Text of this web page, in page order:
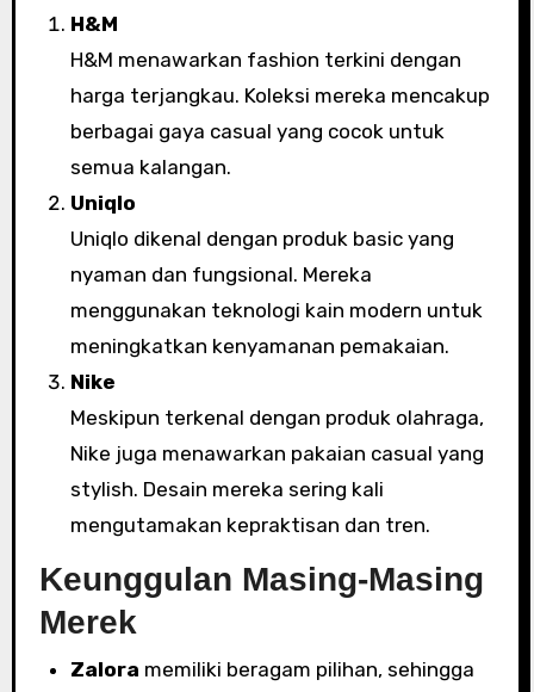
H&M
H&M menawarkan fashion terkini dengan
harga terjangkau. Koleksi mereka mencakup
berbagai gaya casual yang cocok untuk
semua kalangan.
Uniqlo
Uniqlo dikenal dengan produk basic yang
nyaman dan fungsional. Mereka
menggunakan teknologi kain modern untuk
meningkatkan kenyamanan pemakaian.
Nike
Meskipun terkenal dengan produk olahraga,
Nike juga menawarkan pakaian casual yang
stylish. Desain mereka sering kali
mengutamakan kepraktisan dan tren.
Keunggulan Masing-Masing
Merek
Zalora memiliki beragam pilihan, sehingga